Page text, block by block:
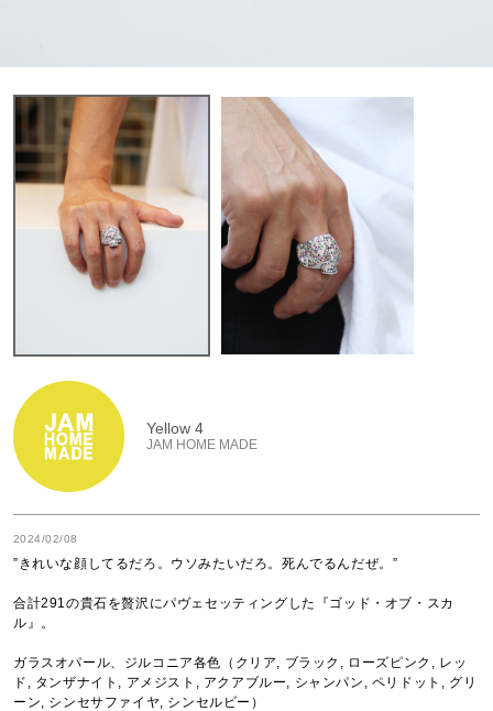
Yellow 4
JAM HOME MADE
2024/02/08
”きれいな顔してるだろ。ウソみたいだろ。死んでるんだぜ。”
合計291の貴石を贅沢にパヴェセッティングした『ゴッド・オブ・スカ
ル』。
ガラスオパール、ジルコニア各色（クリア, ブラック, ローズピンク, レッ
ド, タンザナイト, アメジスト, アクアブルー, シャンパン, ペリドット, グリ
ーン, シンセサファイヤ, シンセルビー）